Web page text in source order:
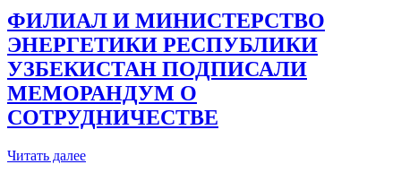
ФИЛИАЛ И МИНИСТЕРСТВО
ЭНЕРГЕТИКИ РЕСПУБЛИКИ
УЗБЕКИСТАН ПОДПИСАЛИ
МЕМОРАНДУМ О
СОТРУДНИЧЕСТВЕ
Читать далее